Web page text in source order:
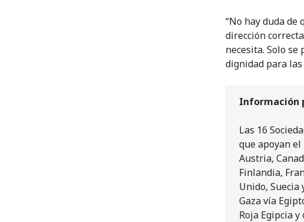
“No hay duda de
dirección
necesita. Solo
dignidad para las
Información
Las 16
que apoyan
Austria,
Finlandia,
Unido,
Gaza vía
Roja Egipcia y